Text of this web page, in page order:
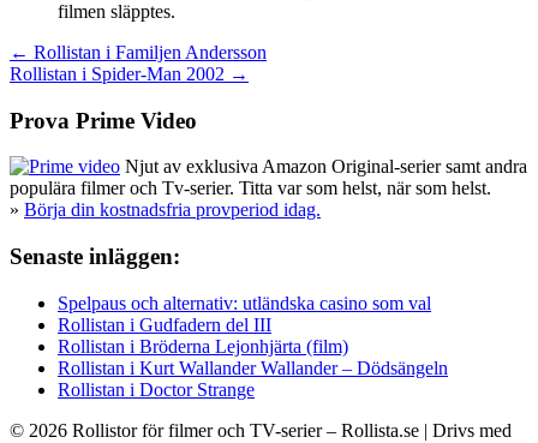
filmen släpptes.
Inläggsnavigering
← Rollistan i Familjen Andersson
Rollistan i Spider-Man 2002 →
Prova Prime Video
Njut av exklusiva Amazon Original-serier samt andra
populära filmer och Tv-serier. Titta var som helst, när som helst.
» Börja din kostnadsfria provperiod idag.
Senaste inläggen:
Spelpaus och alternativ: utländska casino som val
Rollistan i Gudfadern del III
Rollistan i Bröderna Lejonhjärta (film)
Rollistan i Kurt Wallander Wallander – Dödsängeln
Rollistan i Doctor Strange
© 2026 Rollistor för filmer och TV-serier – Rollista.se | Drivs med